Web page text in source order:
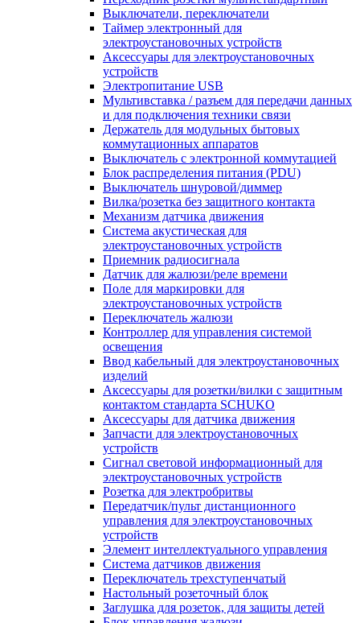
Выключатели, переключатели
Таймер электронный для
электроустановочных устройств
Аксессуары для электроустановочных
устройств
Электропитание USB
Мультивставка / разъем для передачи данных
и для подключения техники связи
Держатель для модульных бытовых
коммутационных аппаратов
Выключатель с электронной коммутацией
Блок распределения питания (PDU)
Выключатель шнуровой/диммер
Вилка/розетка без защитного контакта
Механизм датчика движения
Система акустическая для
электроустановочных устройств
Приемник радиосигнала
Датчик для жалюзи/реле времени
Поле для маркировки для
электроустановочных устройств
Переключатель жалюзи
Контроллер для управления системой
освещения
Ввод кабельный для электроустановочных
изделий
Аксессуары для розетки/вилки с защитным
контактом стандарта SCHUKO
Аксессуары для датчика движения
Запчасти для электроустановочных
устройств
Сигнал световой информационный для
электроустановочных устройств
Розетка для электробритвы
Передатчик/пульт дистанционного
управления для электроустановочных
устройств
Элемент интеллектуального управления
Система датчиков движения
Переключатель трехступенчатый
Настольный розеточный блок
Заглушка для розеток, для защиты детей